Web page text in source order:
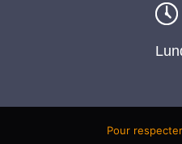
Pour